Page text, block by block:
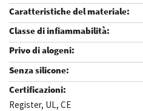
Register, UL, CE